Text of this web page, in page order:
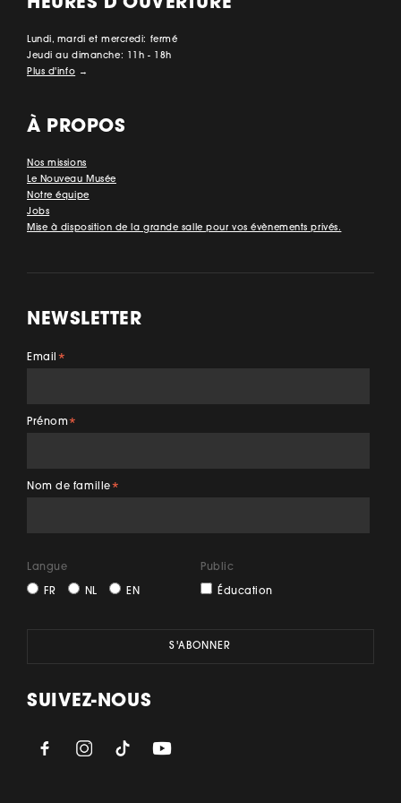
HEURES D'OUVERTURE
Lundi, mardi et mercredi: fermé
Jeudi au dimanche: 11h - 18h
Plus d'info →
À PROPOS
Nos missions
Le Nouveau Musée
Notre équipe
Jobs
Mise à disposition de la grande salle pour vos évènements privés.
NEWSLETTER
Email *
Prénom*
Nom de famille*
Langue
FR NL EN
Public
Éducation
SUIVEZ-NOUS